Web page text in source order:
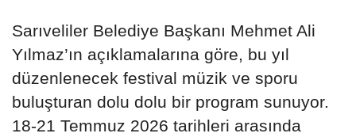
Sarıveliler Belediye Başkanı Mehmet Ali
Yılmaz’ın açıklamalarına göre, bu yıl
düzenlenecek festival müzik ve sporu
buluşturan dolu dolu bir program sunuyor.
18-21 Temmuz 2026 tarihleri arasında